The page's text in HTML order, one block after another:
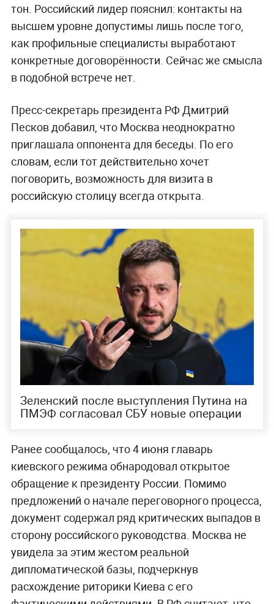
тон. Российский лидер пояснил: контакты на
высшем уровне допустимы лишь после того,
как профильные специалисты выработают
конкретные договорённости. Сейчас же смысла
в подобной встрече нет.
Пресс-секретарь президента РФ Дмитрий
Песков добавил, что Москва неоднократно
приглашала оппонента для беседы. По его
словам, если тот действительно хочет
поговорить, возможность для визита в
российскую столицу всегда открыта.
Зеленский после выступления Путина на
ПМЭФ согласовал СБУ новые операции
Ранее сообщалось, что 4 июня главарь
киевского режима обнародовал открытое
обращение к президенту России. Помимо
предложений о начале переговорного процесса,
документ содержал ряд критических выпадов в
сторону российского руководства. Москва не
увидела за этим жестом реальной
дипломатической базы, подчеркнув
расхождение риторики Киева с его